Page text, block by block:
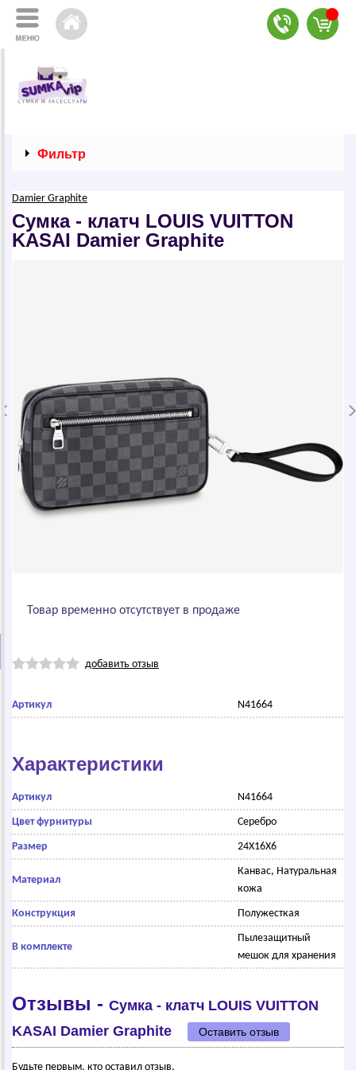
Фильтр
Dаmiеr Grаphitе
Сумка - клатч LОUIS VUIТТОN
KАSАI Dаmiеr Grаphitе
Товар временно отсутствует в продаже
добавить отзыв
Артикул N41664
Характеристики
Артикул N41664
Цвет фурнитуры Серебро
Размер 24X16X6
Материал
Канвас, Натуральная
кожа
Конструкция Полужесткая
В комплекте
Пылезащитный
мешок для хранения
Отзывы - Сумка - клатч LОUIS VUIТТОN
KАSАI Dаmiеr Grаphitе
Оставить отзыв
Будьте первым, кто оставил отзыв.